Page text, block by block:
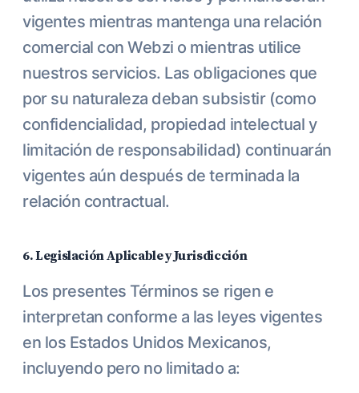
vigentes mientras mantenga una relación
comercial con Webzi o mientras utilice
nuestros servicios. Las obligaciones que
por su naturaleza deban subsistir (como
confidencialidad, propiedad intelectual y
limitación de responsabilidad) continuarán
vigentes aún después de terminada la
relación contractual.
6. Legislación Aplicable y Jurisdicción
Los presentes Términos se rigen e
interpretan conforme a las leyes vigentes
en los Estados Unidos Mexicanos,
incluyendo pero no limitado a: